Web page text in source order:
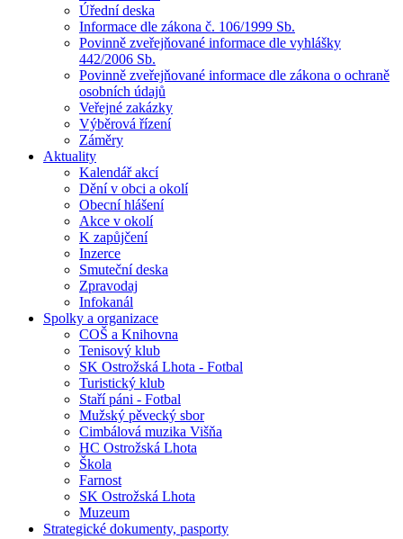
Úřední deska
Informace dle zákona č. 106/1999 Sb.
Povinně zveřejňované informace dle vyhlášky
442/2006 Sb.
Povinně zveřejňované informace dle zákona o ochraně
osobních údajů
Veřejné zakázky
Výběrová řízení
Záměry
Aktuality
Kalendář akcí
Dění v obci a okolí
Obecní hlášení
Akce v okolí
K zapůjčení
Inzerce
Smuteční deska
Zpravodaj
Infokanál
Spolky a organizace
COŠ a Knihovna
Tenisový klub
SK Ostrožská Lhota - Fotbal
Turistický klub
Staří páni - Fotbal
Mužský pěvecký sbor
Cimbálová muzika Višňa
HC Ostrožská Lhota
Škola
Farnost
SK Ostrožská Lhota
Muzeum
Strategické dokumenty, pasporty